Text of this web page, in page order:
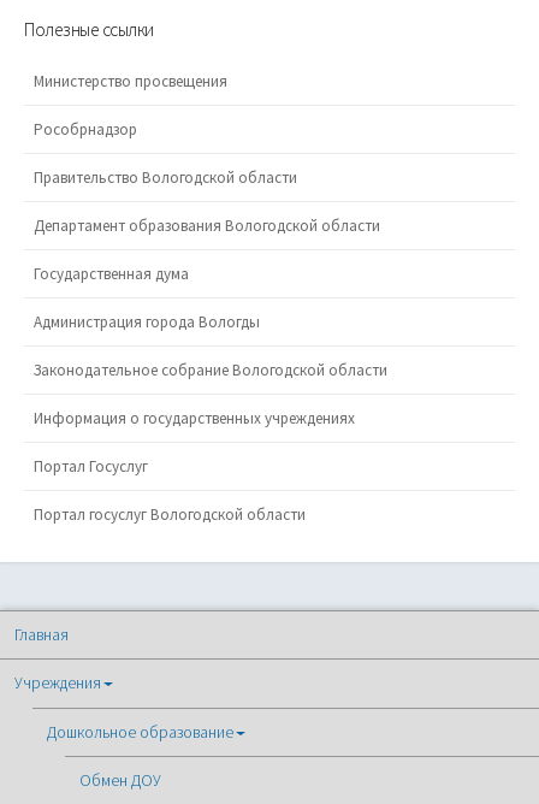
Полезные ссылки
Министерство просвещения
Рособрнадзор
Правительство Вологодской области
Департамент образования Вологодской области
Государственная дума
Администрация города Вологды
Законодательное собрание Вологодской области
Информация о государственных учреждениях
Портал Госуслуг
Портал госуслуг Вологодской области
Главная
Учреждения
Дошкольное образование
Обмен ДОУ